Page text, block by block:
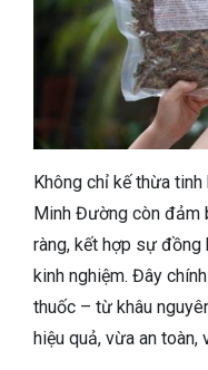
Không chỉ kế thừa
Minh Đường còn đảm
ràng, kết hợp sự
kinh nghiệm. Đây
thuốc – từ khâu
hiệu quả, vừa an toàn,